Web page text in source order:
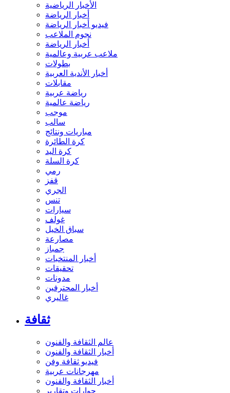
الأخبار الرياضية
أخبار الرياضة
فيديو أخبار الرياضة
نجوم الملاعب
أخبار الرياضة
ملاعب عربية وعالمية
بطولات
أخبار الأندية العربية
مقابلات
رياضة عربية
رياضة عالمية
موجب
سالب
مباريات ونتائج
كرة الطائرة
كرة اليد
كرة السلة
رمي
قفز
الجري
تنس
سيارات
غولف
سباق الخيل
مصارعة
جمباز
أخبار المنتخبات
تحقيقات
مدونات
أخبار المحترفين
غاليري
ثقافة
عالم الثقافة والفنون
أخبار الثقافة والفنون
فيديو ثقافة وفن
مهرجانات عربية
أخبار الثقافة والفنون
حوارات وتقارير